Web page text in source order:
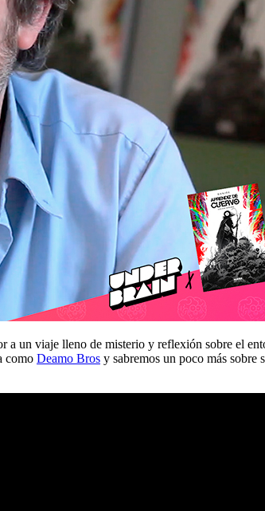
a un viaje lleno de misterio y reflexión sobre el
como Deamo Bros y sabremos un poco más sobre